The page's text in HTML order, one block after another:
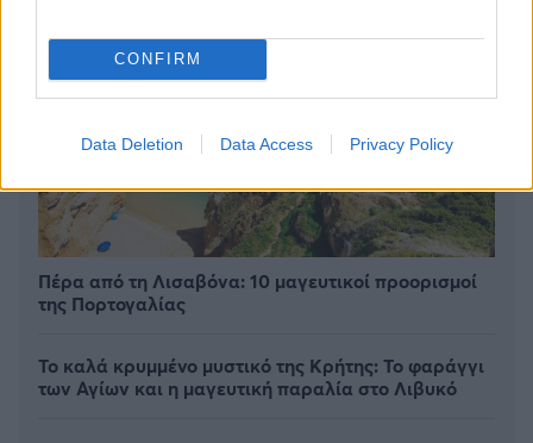
CONFIRM
Data Deletion Data Access Privacy Policy
Πέρα από τη Λισαβόνα: 10 μαγευτικοί προορισμοί
της Πορτογαλίας
Το καλά κρυμμένο μυστικό της Κρήτης: Το φαράγγι
των Αγίων και η μαγευτική παραλία στο Λιβυκό